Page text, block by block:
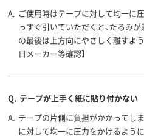
アスクル
商品環境
スコア
45
A. ご使用時はテープに対して均一に
っすぐ引いていただくと、たるみ
の最後は上方向にやさしく離すよ
日メーカー等確認】
Q. テープが上手く紙に貼り付かない
A. テープの片側に負担がかかってし
に対して均一に圧力をかけるよう